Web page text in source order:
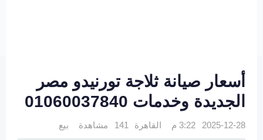
أسعار صيانة ثلاجة تورنيدو مصر
الجديدة وخدمات 01060037840
2025-12-28 3:22 م القاهرة 141 مشاهدة بيع